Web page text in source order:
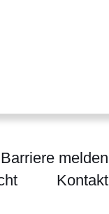
Barriere melden
Kontakt